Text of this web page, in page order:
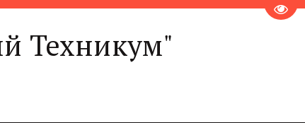
Техникум"